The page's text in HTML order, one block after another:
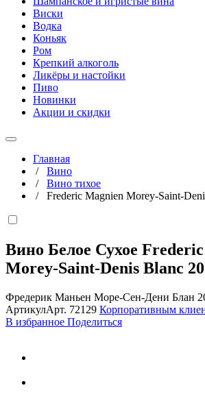
Виски
Водка
Коньяк
Ром
Крепкий алкоголь
Ликёры и настойки
Пиво
Новинки
Акции и скидки
Главная
/ Вино
/ Вино тихое
/ Frederic Magnien Morey-Saint-
Вино Белое Сухое
Morey-Saint-Denis Blanc
Фредерик Маньен Море-Сен-Дени Блан
АртикулАрт. 72129 Корпоративным
В избранное Поделиться